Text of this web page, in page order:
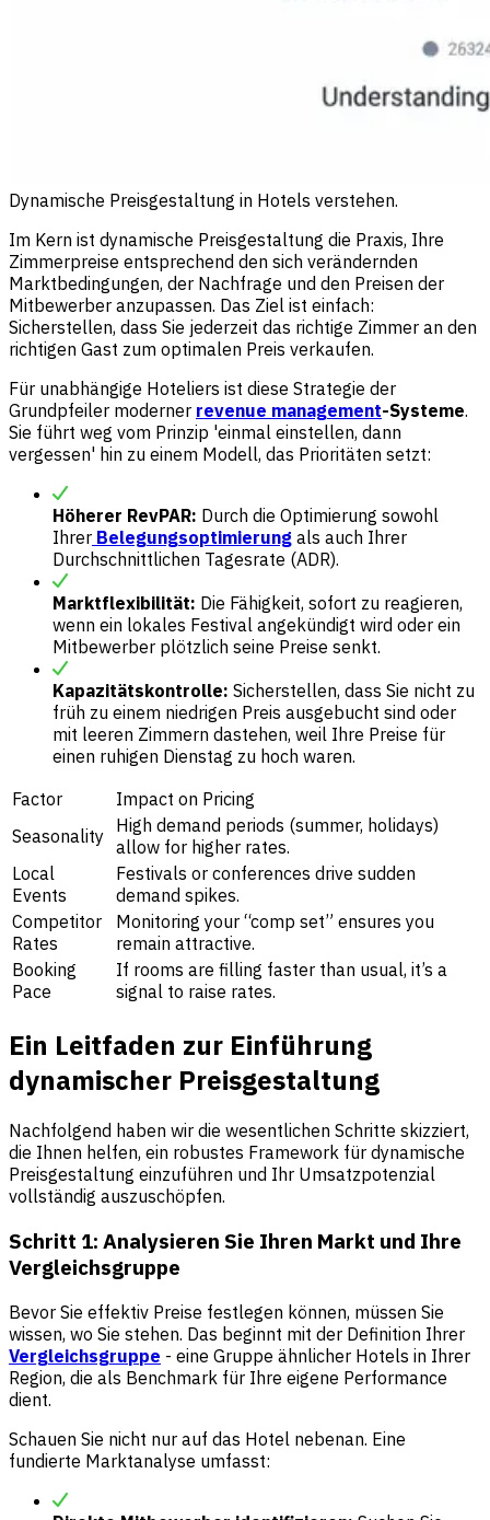
Dynamische Preisgestaltung in Hotels verstehen.
Im Kern ist dynamische Preisgestaltung die Praxis, Ihre
Zimmerpreise entsprechend den sich verändernden
Marktbedingungen, der Nachfrage und den Preisen der
Mitbewerber anzupassen. Das Ziel ist einfach:
Sicherstellen, dass Sie jederzeit das richtige Zimmer an den
richtigen Gast zum optimalen Preis verkaufen.
Für unabhängige Hoteliers ist diese Strategie der
Grundpfeiler moderner revenue management-Systeme.
Sie führt weg vom Prinzip 'einmal einstellen, dann
vergessen' hin zu einem Modell, das Prioritäten setzt:
Höherer RevPAR: Durch die Optimierung sowohl
Ihrer Belegungsoptimierung als auch Ihrer
Durchschnittlichen Tagesrate (ADR).
Marktflexibilität: Die Fähigkeit, sofort zu reagieren,
wenn ein lokales Festival angekündigt wird oder ein
Mitbewerber plötzlich seine Preise senkt.
Kapazitätskontrolle: Sicherstellen, dass Sie nicht zu
früh zu einem niedrigen Preis ausgebucht sind oder
mit leeren Zimmern dastehen, weil Ihre Preise für
einen ruhigen Dienstag zu hoch waren.
Factor
Impact on Pricing
Seasonality High demand periods (summer, holidays)
allow for higher rates.
Local
Events
Festivals or conferences drive sudden
demand spikes.
Competitor
Rates
Monitoring your “comp set” ensures you
remain attractive.
Booking
Pace
If rooms are filling faster than usual, it’s a
signal to raise rates.
Ein Leitfaden zur Einführung
dynamischer Preisgestaltung
Nachfolgend haben wir die wesentlichen Schritte skizziert,
die Ihnen helfen, ein robustes Framework für dynamische
Preisgestaltung einzuführen und Ihr Umsatzpotenzial
vollständig auszuschöpfen.
Schritt 1: Analysieren Sie Ihren Markt und Ihre
Vergleichsgruppe
Bevor Sie effektiv Preise festlegen können, müssen Sie
wissen, wo Sie stehen. Das beginnt mit der Definition Ihrer
Vergleichsgruppe - eine Gruppe ähnlicher Hotels in Ihrer
Region, die als Benchmark für Ihre eigene Performance
dient.
Schauen Sie nicht nur auf das Hotel nebenan. Eine
fundierte Marktanalyse umfasst: